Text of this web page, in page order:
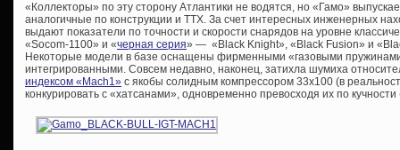
«Коллекторы» по эту сторону Атлантики не водятся, но «Гамо»
аналогичные по конструкции и ТТХ. За счет интересных инженерных
выдают показатели по точности и скорости снарядов на уровне
«Socom-1100» и «черная серия» — «Black Knight», «Black Fusion» и
Некоторые модели в базе оснащены фирменными «газовыми
интегрированными. Совсем недавно, наконец, затихла шумиха
индексом «Mach1» с якобы солидным компрессором 33х100 (в
конкурировать с «хатсанами», одновременно превосходя их по кучности